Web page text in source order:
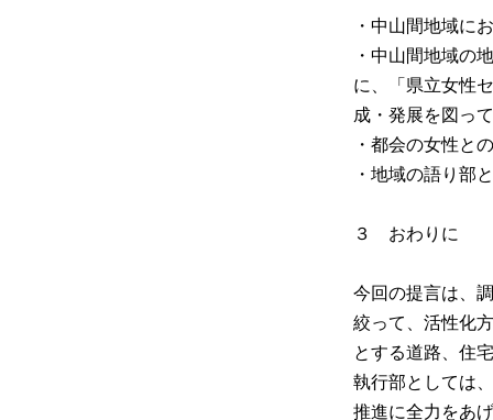
・中山間地域に
・中山間地域の
に、「県立女性
成・発展を図っ
・都会の女性と
・地域の語り部
３ おわりに
今回の提言は、
絞って、活性化
とする道路、住
執行部としては
推進に全力をあ